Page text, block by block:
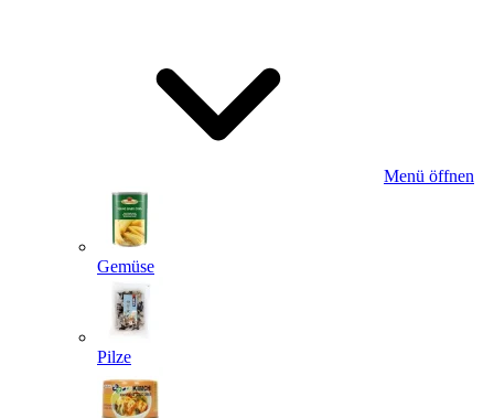
Menü öffnen
Gemüse
Pilze